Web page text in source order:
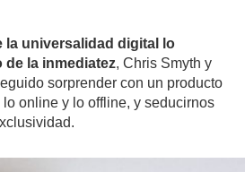
la universalidad digital lo
de la inmediatez, Chris Smyth y
sorprender con un producto
online y lo offline, y seducirnos